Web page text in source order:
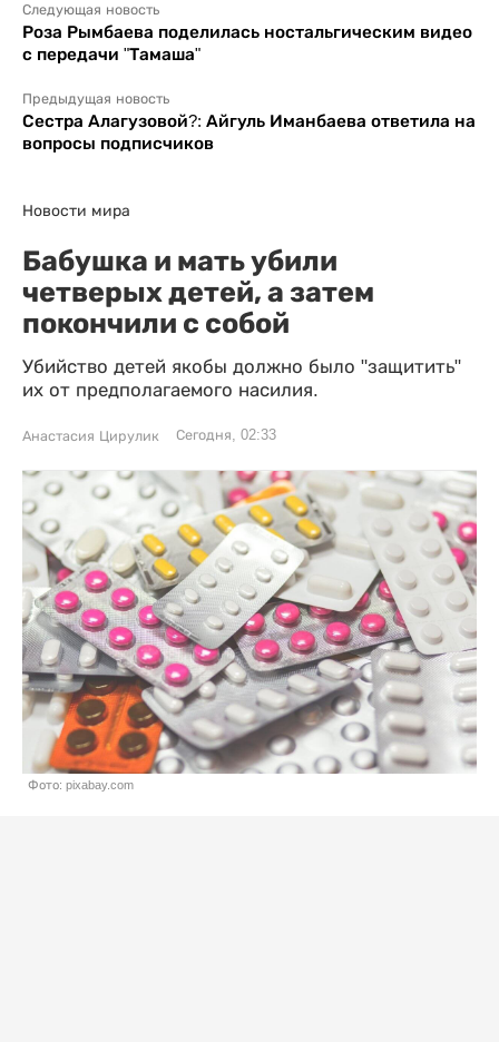
Следующая новость
Роза Рымбаева поделилась ностальгическим видео
с передачи "Тамаша"
Предыдущая новость
Сестра Алагузовой?: Айгуль Иманбаева ответила на
вопросы подписчиков
Новости мира
Бабушка и мать убили
четверых детей, а затем
покончили с собой
Убийство детей якобы должно было "защитить"
их от предполагаемого насилия.
Анастасия Цирулик Сегодня, 02:33
Фото: pixabay.com